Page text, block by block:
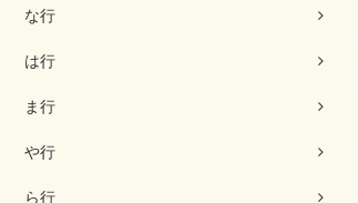
な行
は行
ま行
や行
ら行